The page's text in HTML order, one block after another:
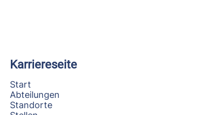
Karriereseite
Start
Abteilungen
Standorte